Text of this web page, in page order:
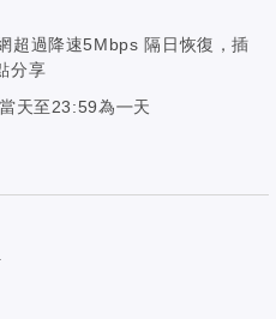
超過降速5Mbps 隔日恢復，插
分享
天至23:59為㇐天